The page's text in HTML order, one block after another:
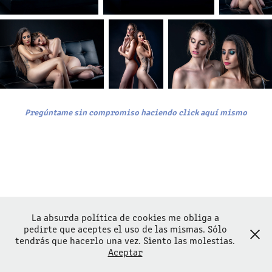
Pregúntame sin compromiso haciendo click aquí mismo
La absurda política de cookies me obliga a
pedirte que aceptes el uso de las mismas. Sólo
tendrás que hacerlo una vez. Siento las molestias.
Aceptar